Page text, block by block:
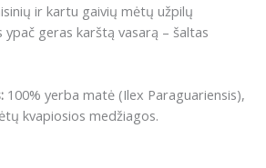
ir kartu gaivių mėtų užpilų
ypač geras karštą vasarą – šaltas
100% yerba matė (Ilex Paraguariensis),
kvapiosios medžiagos.